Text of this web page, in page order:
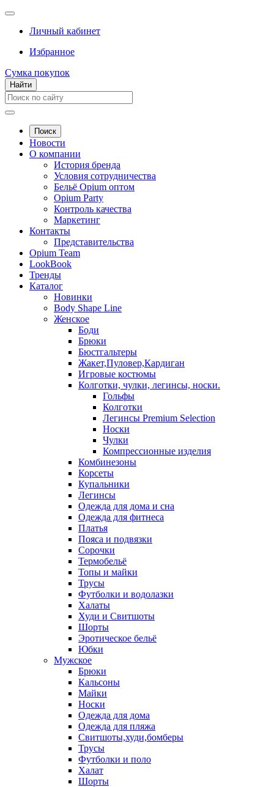
Личный кабинет
Избранное
Сумка покупок
Найти
Поиск
Новости
О компании
История бренда
Условия сотрудничества
Бельё Opium оптом
Opium Party
Контроль качества
Маркетинг
Контакты
Представительства
Opium Team
LookBook
Тренды
Каталог
Новинки
Body Shape Line
Женское
Боди
Брюки
Бюстгальтеры
Жакет,Пуловер,Кардиган
Игровые костюмы
Колготки, чулки, легинсы, носки.
Гольфы
Колготки
Легинсы Premium Selection
Носки
Чулки
Компрессионные изделия
Комбинезоны
Корсеты
Купальники
Легинсы
Одежда для дома и сна
Одежда для фитнеса
Платья
Пояса и подвязки
Сорочки
Термобельё
Топы и майки
Трусы
Футболки и водолазки
Халаты
Худи и Свитшоты
Шорты
Эротическое бельё
Юбки
Мужское
Брюки
Кальсоны
Майки
Носки
Одежда для дома
Одежда для пляжа
Свитшоты,худи,бомберы
Трусы
Футболки и поло
Халат
Шорты